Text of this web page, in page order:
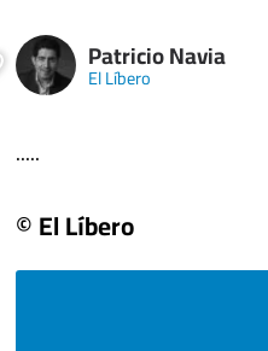
Patricio Navia
El Líbero
.....
© El Líbero